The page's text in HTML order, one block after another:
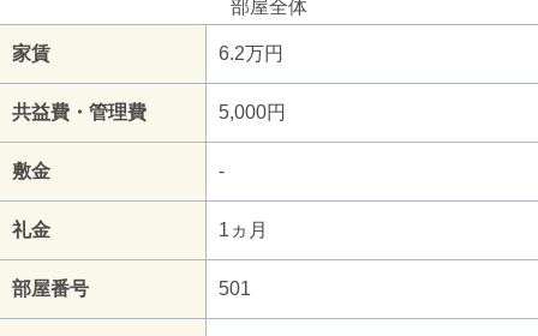
部屋全体
家賃 6.2万円
共益費・管理費 5,000円
敷金 -
礼金 1ヵ月
部屋番号 501